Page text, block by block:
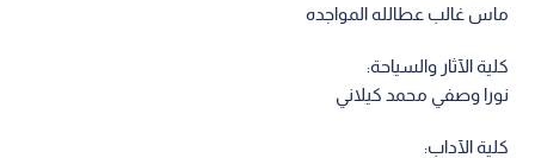
ماس غالب عطالله المواجده
كلية الآثار والسياحة:
نورا وصفي محمد كيلاني
كلية الآداب: